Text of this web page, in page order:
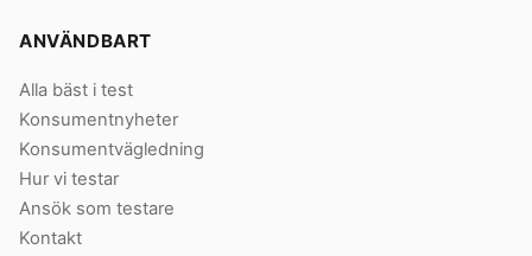
ANVÄNDBART
Alla bäst i test
Konsumentnyheter
Konsumentvägledning
Hur vi testar
Ansök som testare
Kontakt